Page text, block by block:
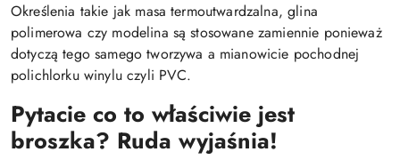
Określenia takie jak masa termoutwardzalna, glina
polimerowa czy modelina są stosowane zamiennie ponieważ
dotyczą tego samego tworzywa a mianowicie pochodnej
polichlorku winylu czyli PVC.
Pytacie co to właściwie jest
broszka? Ruda wyjaśnia!